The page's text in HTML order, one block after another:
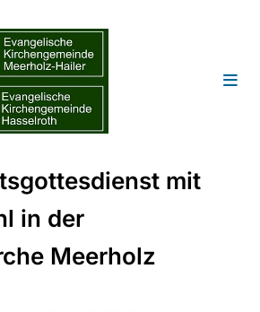
mit
in der
Meerholz